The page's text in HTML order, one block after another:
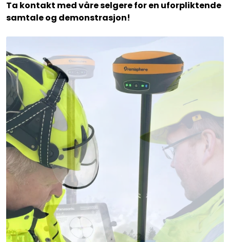
Ta kontakt med våre selgere for en uforpliktende
samtale og demonstrasjon!